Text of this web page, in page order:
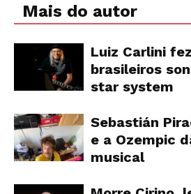
Mais do autor
Luiz Carlini
brasileiros
star system
Sebastián
e a Ozempic
musical